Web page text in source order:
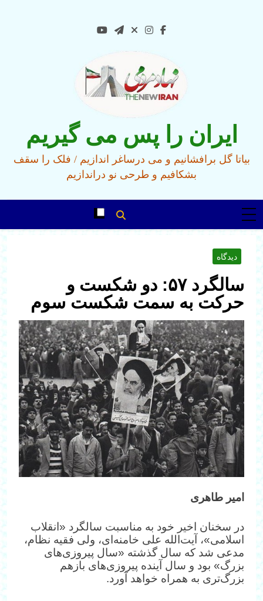
ایران را پس می گیریم
بیاتا گل برافشانیم و می درساغر اندازیم / فلک را سقف
بشکافیم و طرحی نو دراندازیم
دیدگاه
سالگرد ۵۷: دو شکست و
حرکت به سمت شکست سوم
امیر طاهری
در سخنان اخیر خود به مناسبت سالگرد «انقلاب
اسلامی»، آیت‌الله علی خامنه‌ای، ولی فقیه نظام،
مدعی شد که سال گذشته «سال پیروزی‌های
بزرگ» بود و سال آینده پیروزی‌های بازهم
بزرگ‌تری به همراه خواهد آورد.